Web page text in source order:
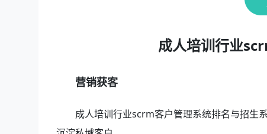
成人培训行业
营销获客
成人培训行业scrm客户管理系统排名与招生